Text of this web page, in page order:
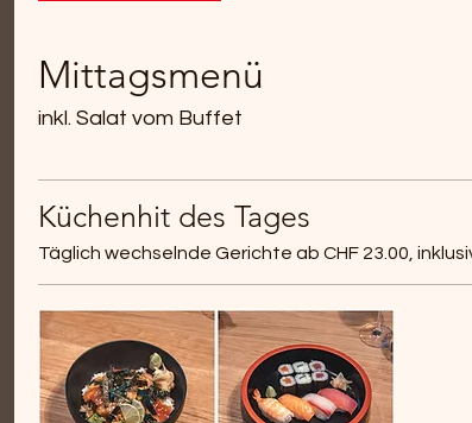
Mittagsmenü
inkl. Salat vom Buffet
Küchenhit des Tages
Täglich wechselnde Gerichte ab CHF 23.00,